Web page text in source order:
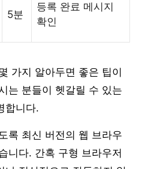
5분
등록 완료 메시지
확인
가지 알아두면 좋은 팁이
는 분들이 헷갈릴 수 있는
합니다.
록 최신 버전의 웹 브라우
니다. 간혹 구형 브라우저